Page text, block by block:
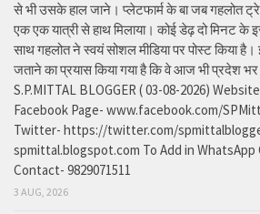
से भी उसके हाल जाने। प्लेटफार्म के बा जब गहलोत
एक एक यात्री से हाथ मिलाया। कोई डेढ़ दो मिनट के
साथ गहलोत ने स्वयं सोशल मीडिया पर पोस्ट किया है।
जताने का प्रयास किया गया है कि वे आज भी प्रदेश
S.P.MITTAL BLOGGER ( 03-08-2026)
Facebook Page- www.facebook.com/
Twitter- https://twitter.com/
spmittal.blogspot.com To Add in WhatsApp
Contact- 9829071511
3 AUG, 2026